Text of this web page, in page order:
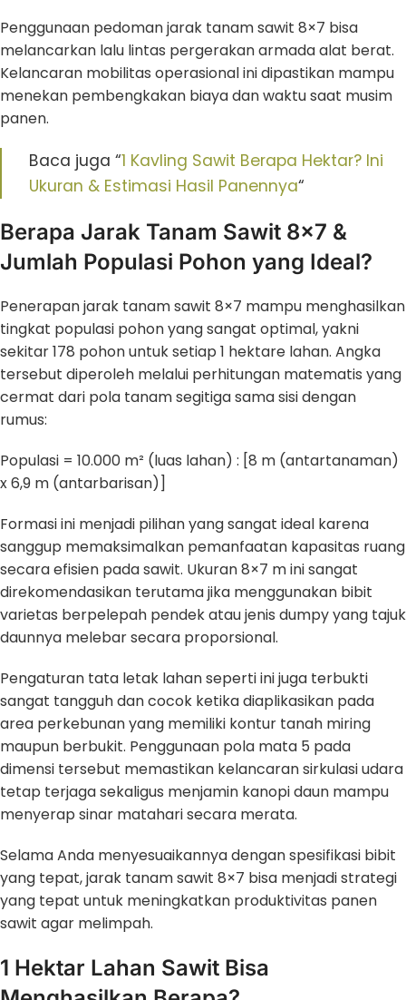
Penggunaan pedoman jarak tanam sawit 8×7 bisa
melancarkan lalu lintas pergerakan armada alat berat.
Kelancaran mobilitas operasional ini dipastikan mampu
menekan pembengkakan biaya dan waktu saat musim
panen.
Baca juga “1 Kavling Sawit Berapa Hektar? Ini
Ukuran & Estimasi Hasil Panennya“
Berapa Jarak Tanam Sawit 8×7 &
Jumlah Populasi Pohon yang Ideal?
Penerapan jarak tanam sawit 8×7 mampu menghasilkan
tingkat populasi pohon yang sangat optimal, yakni
sekitar 178 pohon untuk setiap 1 hektare lahan. Angka
tersebut diperoleh melalui perhitungan matematis yang
cermat dari pola tanam segitiga sama sisi dengan
rumus:
Populasi = 10.000 m² (luas lahan) : [8 m (antartanaman)
x 6,9 m (antarbarisan)]
Formasi ini menjadi pilihan yang sangat ideal karena
sanggup memaksimalkan pemanfaatan kapasitas ruang
secara efisien pada sawit. Ukuran 8×7 m ini sangat
direkomendasikan terutama jika menggunakan bibit
varietas berpelepah pendek atau jenis dumpy yang tajuk
daunnya melebar secara proporsional.
Pengaturan tata letak lahan seperti ini juga terbukti
sangat tangguh dan cocok ketika diaplikasikan pada
area perkebunan yang memiliki kontur tanah miring
maupun berbukit. Penggunaan pola mata 5 pada
dimensi tersebut memastikan kelancaran sirkulasi udara
tetap terjaga sekaligus menjamin kanopi daun mampu
menyerap sinar matahari secara merata.
Selama Anda menyesuaikannya dengan spesifikasi bibit
yang tepat, jarak tanam sawit 8×7 bisa menjadi strategi
yang tepat untuk meningkatkan produktivitas panen
sawit agar melimpah.
1 Hektar Lahan Sawit Bisa